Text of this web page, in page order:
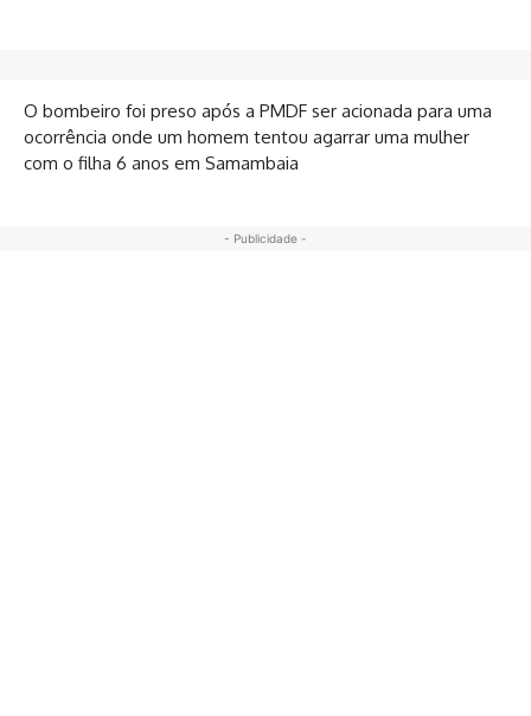
O bombeiro foi preso após a PMDF ser acionada para uma
ocorrência onde um homem tentou agarrar uma mulher
com o filha 6 anos em Samambaia
- Publicidade -